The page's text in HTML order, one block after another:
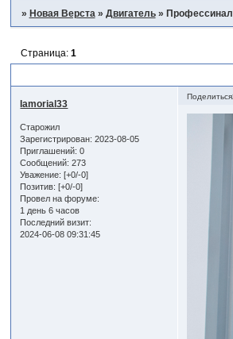
» Новая Верста » Двигатель »
Страница: 1
Поделиться
Iamorial33
Старожил
Зарегистрирован: 2023-08-05
Приглашений: 0
Сообщений: 273
Уважение: [+0/-0]
Позитив: [+0/-0]
Провел на форуме:
1 день 6 часов
Последний визит:
2024-06-08 09:31:45